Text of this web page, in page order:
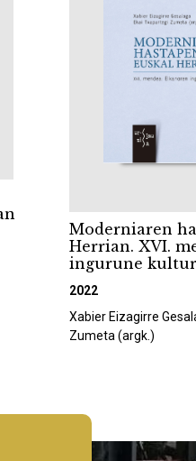
Pentsamendu
Joxe
2021
Xabier Eizagirre